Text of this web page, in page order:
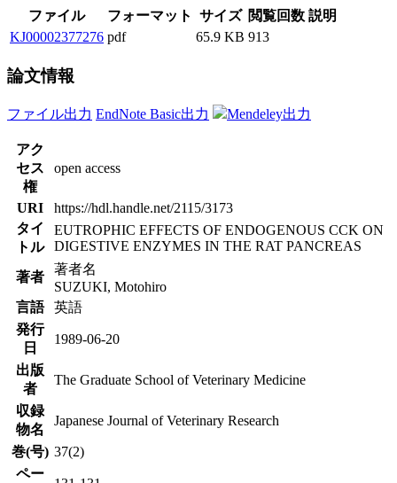
ファイル フォーマット サイズ 閲覧回数 説明
KJ00002377276 pdf 65.9 KB 913
論文情報
ファイル出力 EndNote Basic出力 Mendeley出力
アク
セス
権
open access
URI
https://hdl.handle.net/2115/3173
タイ
トル
EUTROPHIC EFFECTS OF ENDOGENOUS CCK ON
DIGESTIVE ENZYMES IN THE RAT PANCREAS
著者
著者名
SUZUKI, Motohiro
言語
英語
発行
日
1989-06-20
出版
者
The Graduate School of Veterinary Medicine
収録
物名
Japanese Journal of Veterinary Research
巻(号) 37(2)
ペー